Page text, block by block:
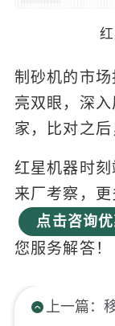
制砂机的市
亮双眼，深
家，比对之后
红星机器时
来厂考察，
点击咨询
您服务解答！